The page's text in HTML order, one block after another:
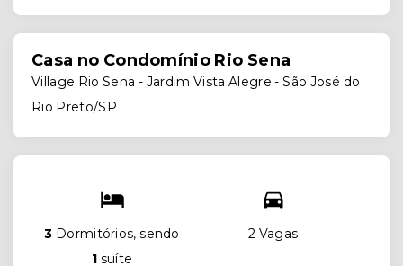
Casa no Condomínio Rio Sena
Village Rio Sena - Jardim Vista Alegre - São José do
Rio Preto/SP
3 Dormitórios, sendo
1 suíte
2 Vagas